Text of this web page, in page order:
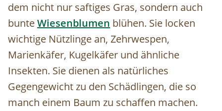
dem nicht nur saftiges Gras, sondern auch
bunteWiesenblumen blühen. Sie locken
wichtige Nützlinge an, Zehrwespen,
Marienkäfer, Kugelkäfer und ähnliche
Insekten. Sie dienen als natürliches
Gegengewicht zu den Schädlingen, die so
manch einem Baum zu schaffen machen.